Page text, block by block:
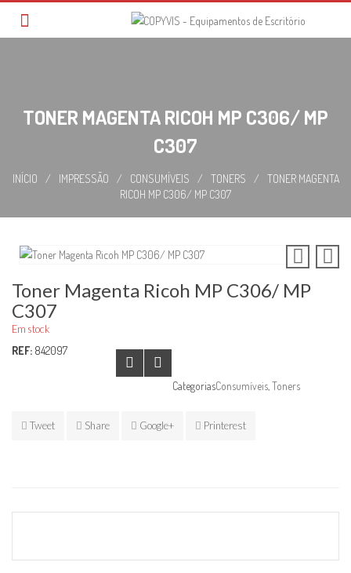
TONER MAGENTA RICOH MP C306/ MP
C307
INÍCIO / IMPRESSÃO / CONSUMÍVEIS / TONERS /
TONER MAGENTA
RICOH MP C306/ MP C307
Toner Magenta Ricoh MP C306/ MP
C307
Em stock
REF: 842097
CategoriasConsumíveis Toners
Tweet Share Google+ Printerest